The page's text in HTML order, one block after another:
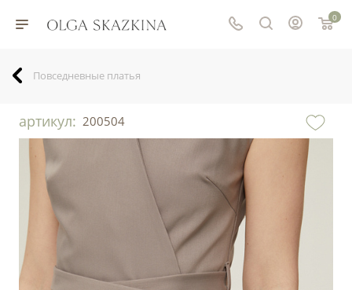
0
Повседневные платья
артикул: 200504